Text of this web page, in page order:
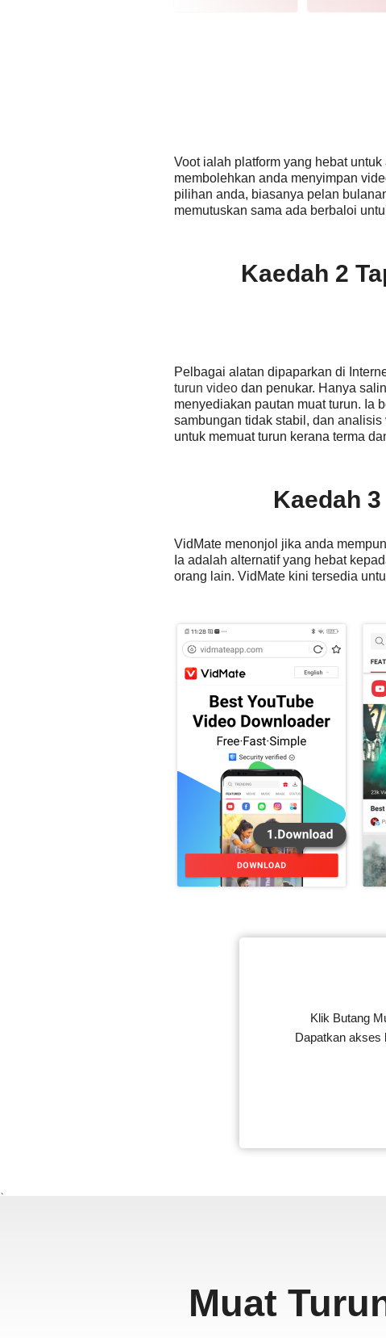
Voot ialah platform yang hebat
membolehkan anda menyimpan
pilihan anda, biasanya pelan
memutuskan sama ada berbaloi
Kaedah 2
Pelbagai alatan dipaparkan di
turun videodan penukar. Hanya
menyediakan pautan muat turun. Ia
sambungan tidak stabil, dan
untuk memuat turun kerana terma
Kaedah
VidMate menonjol jika anda
Ia adalah alternatif yang hebat
orang lain. VidMate kini tersedia
Klik Butang
Dapatkan akses
、
Muat